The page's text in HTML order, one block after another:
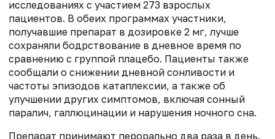
исследованиях с участием 273 взрослых
пациентов. В обеих программах участники,
получавшие препарат в дозировке 2 мг, лучше
сохраняли бодрствование в дневное время по
сравнению с группой плацебо. Пациенты также
сообщали о снижении дневной сонливости и
частоты эпизодов катаплексии, а также об
улучшении других симптомов, включая сонный
паралич, галлюцинации и нарушения ночного сна.
Препарат принимают перорально два раза в день.